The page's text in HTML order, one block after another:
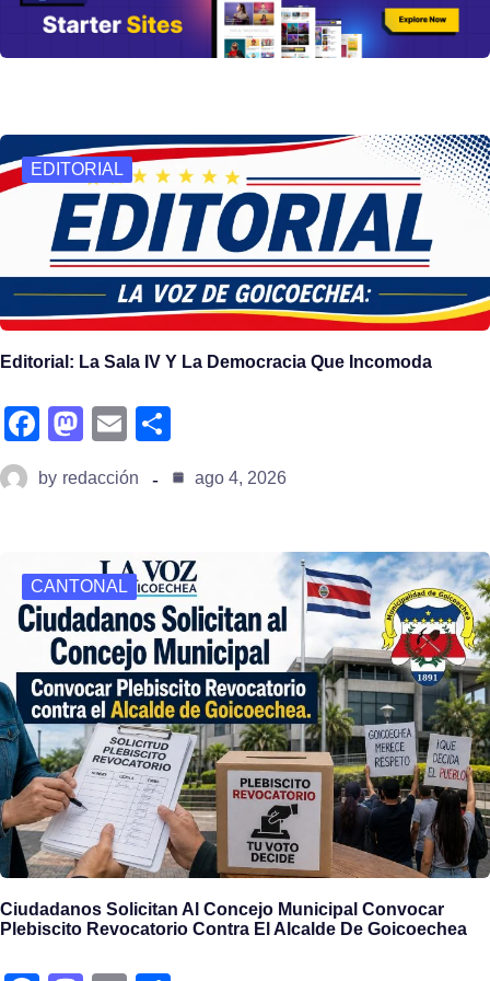
o
k
o
n
EDITORIAL
Editorial: La Sala IV Y La Democracia Que Incomoda
fa
e
o
o
k
m
st
d
o
n
e
ail ar
by redacción ago 4, 2026
CANTONAL
Ciudadanos Solicitan Al Concejo Municipal Convocar
Plebiscito Revocatorio Contra El Alcalde De Goicoechea